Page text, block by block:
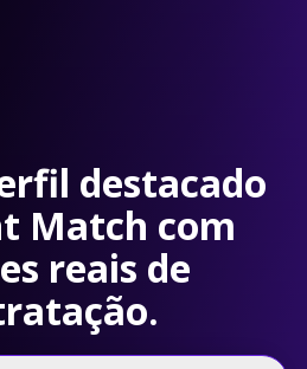
destacado
Match com
reais de